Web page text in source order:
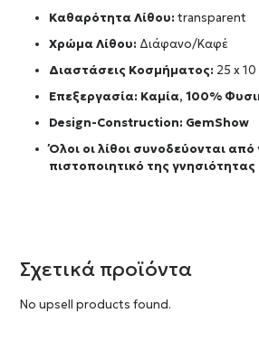
Καθαρότητα Λίθου: transparent
Χρώμα Λίθου: Διάφανο/Καφέ
Διαστάσεις Κοσμήματος: 25 x
Επεξεργασία: Καμία, 100%
Design-Construction: GemShow
Όλοι οι λίθοι συνοδεύονται από
πιστοποιητικό της γνησιότητας
Σχετικά προϊόντα
No upsell products found.